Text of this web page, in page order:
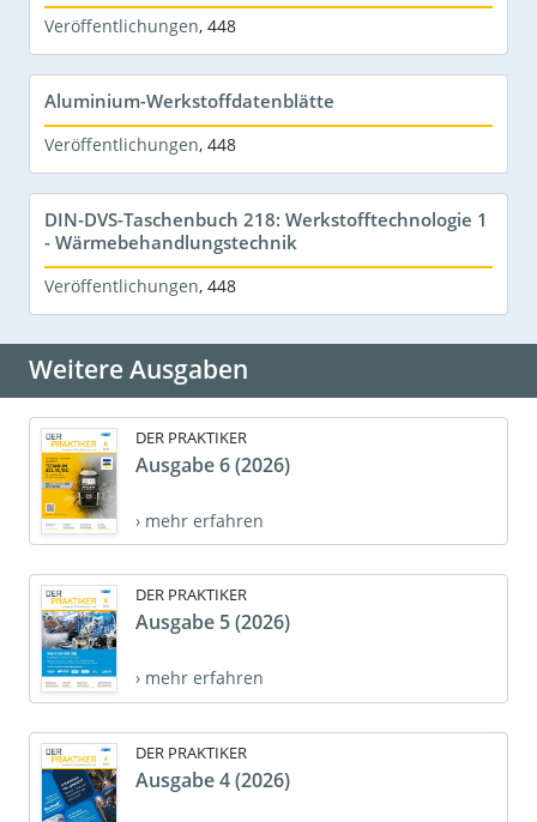
Veröffentlichungen, 448
Aluminium-Werkstoffdatenblätte
Veröffentlichungen, 448
DIN-DVS-Taschenbuch 218: Werkstofftechnologie 1
- Wärmebehandlungstechnik
Veröffentlichungen, 448
Weitere Ausgaben
DER PRAKTIKER
Ausgabe 6 (2026)
› mehr erfahren
DER PRAKTIKER
Ausgabe 5 (2026)
› mehr erfahren
DER PRAKTIKER
Ausgabe 4 (2026)